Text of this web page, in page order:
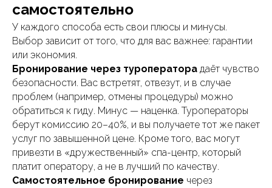
самостоятельно
У каждого способа есть свои плюсы и минусы.
Выбор зависит от того, что для вас важнее: гарантии
или экономия.
Бронирование через туроператора даёт чувство
безопасности. Вас встретят, отвезут, и в случае
проблем (например, отмены процедуры) можно
обратиться к гиду. Минус — наценка. Туроператоры
берут комиссию 20–40%, и вы получаете тот же пакет
услуг по завышенной цене. Кроме того, вас могут
привезти в «дружественный» спа-центр, который
платит оператору, а не в лучший по качеству.
Самостоятельное бронирование через